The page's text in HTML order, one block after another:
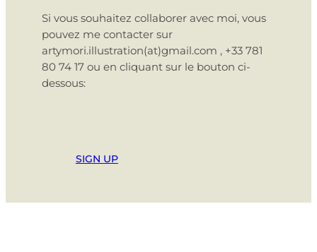
Si vous souhaitez collaborer avec moi, vous
pouvez me contacter sur
artymori.illustration(at)gmail.com , +33 781
80 74 17 ou en cliquant sur le bouton ci-
dessous:
SIGN UP